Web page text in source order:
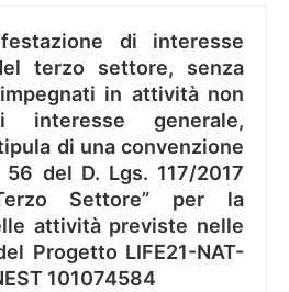
di interesse
terzo settore, senza
in attività non
interesse generale,
di una convenzione
56 del D. Lgs. 117/2017
Settore” per la
attività previste nelle
Progetto LIFE21-NAT-
101074584